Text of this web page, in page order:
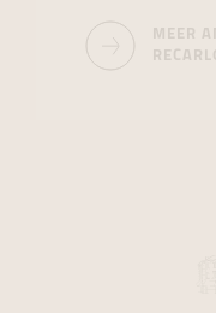
MEER
RECARLO